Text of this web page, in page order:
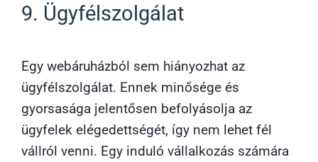
9. Ügyfélszolgálat
Egy webáruházból sem hiányozhat az
ügyfélszolgálat. Ennek minősége és
gyorsasága jelentősen befolyásolja az
ügyfelek elégedettségét, így nem lehet fél
vállról venni. Egy induló vállalkozás számára